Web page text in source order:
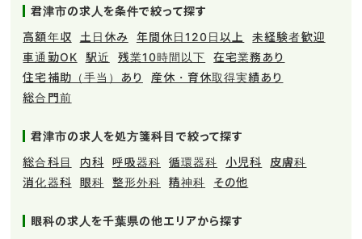
君津市の求人を条件で絞って探す
高額年収
土日休み 年間休日120日以上
未経験者歓迎
車通勤OK
駅近 残業10時間以下
在宅業務あり
住宅補助（手当）あり
産休・育休取得実績あり
総合門前
君津市の求人を処方箋科目で絞って探す
総合科目
内科 呼吸器科 循環器科 小児科
皮膚科
消化器科
眼科 整形外科 精神科 その他
眼科の求人を千葉県の他エリアから探す